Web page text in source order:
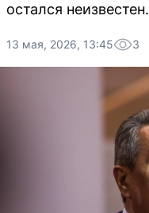
остался неизвестен.
13 мая, 2026, 13:45 3